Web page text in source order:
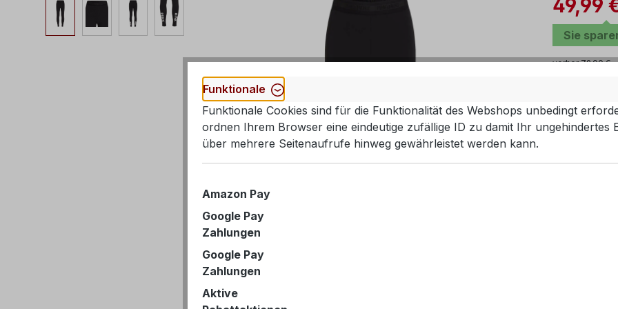
49,99
Sie
vorher 79,00 €
Preise inkl.
Sofort
Größe
Funktionale
Funktionale Cookies sind für die Funktionalität des Webshops unbedingt
ordnen Ihrem Browser eine eindeutige zufällige ID zu damit Ihr ungehindertes
über mehrere Seitenaufrufe hinweg gewährleistet werden kann.
Amazon Pay
Google Pay
Zahlungen
Google Pay
Zahlungen
Aktive